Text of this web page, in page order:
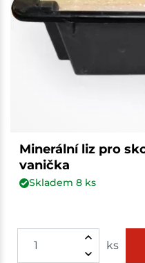
Minerální liz pro
vanička
Skladem 8ks
ks